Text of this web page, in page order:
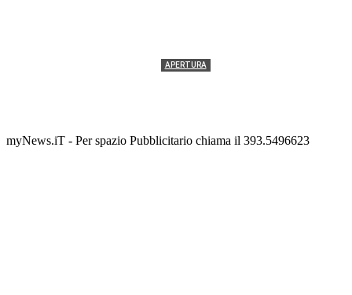
APERTURA
myNews.iT - Per spazio Pubblicitario chiama il 393.5496623